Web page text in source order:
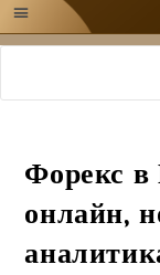
Форекс в
онлайн,